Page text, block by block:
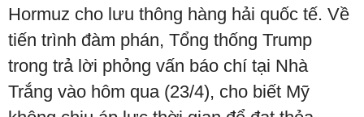
Hormuz cho lưu thông hàng hải quốc tế. Về
tiến trình đàm phán, Tổng thống Trump
trong trả lời phỏng vấn báo chí tại Nhà
Trắng vào hôm qua (23/4), cho biết Mỹ